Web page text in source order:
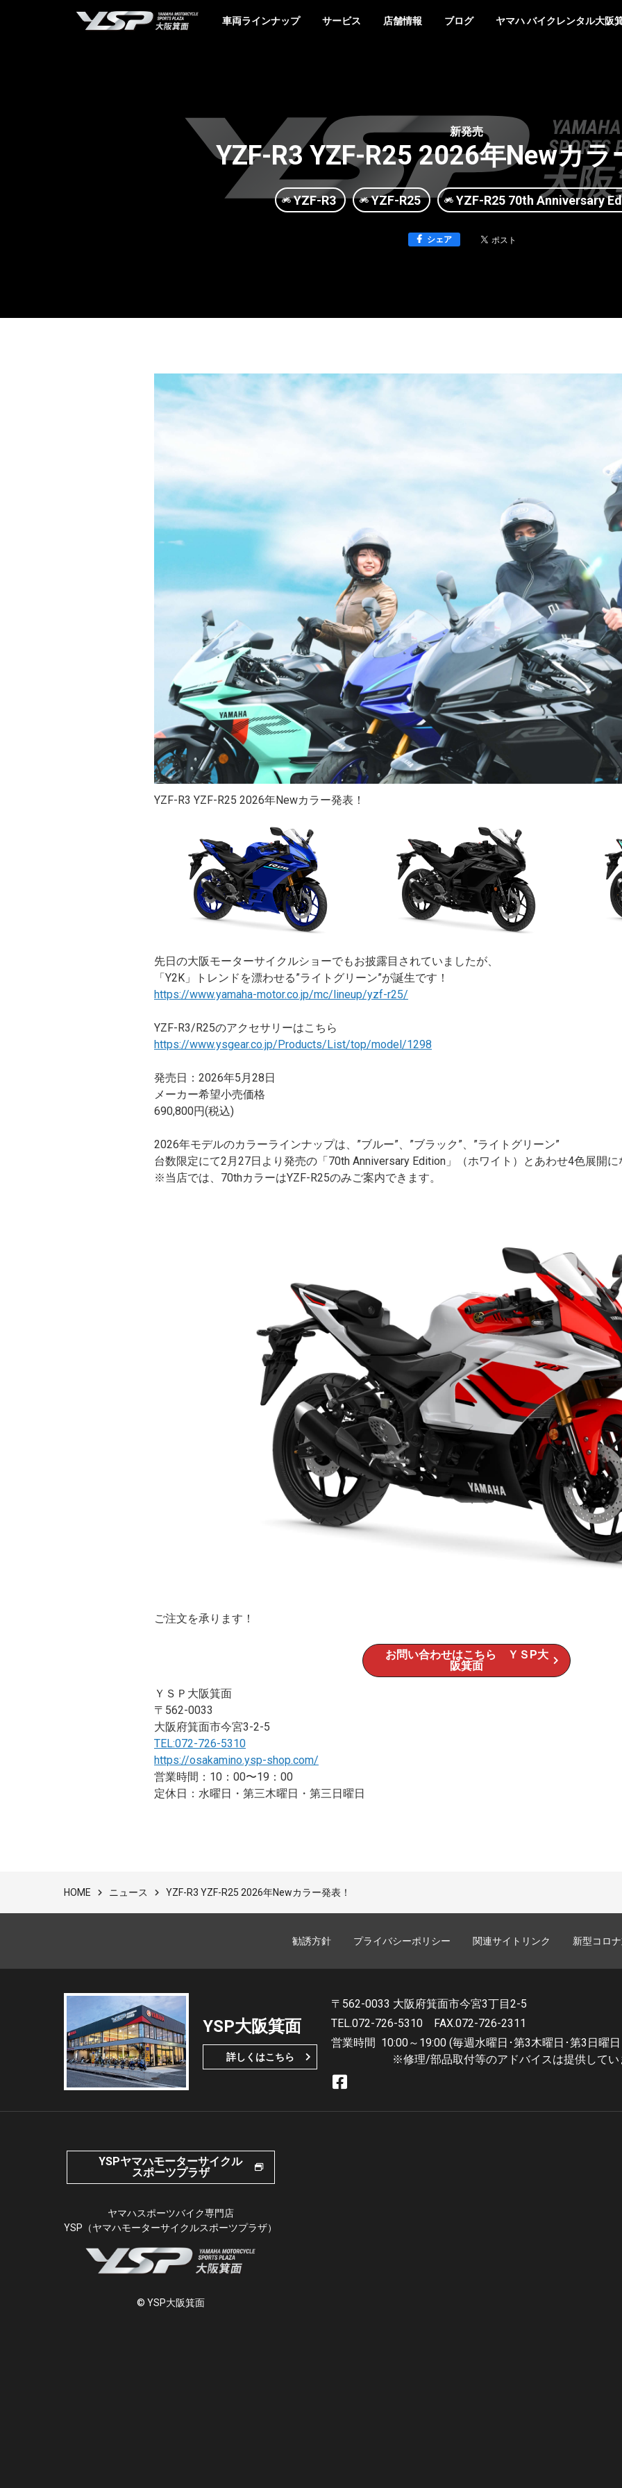
YSP大阪箕面
車両ラインナップ サービス 店舗情報 ブログ ヤマハ バイクレンタル大阪
新発売
YZF-R3 YZF-R25 2026年Newカラ
YZF-R3 YZF-R25 YZF-R25 70th Anniversary
シェア
YZF-R3 YZF-R25 2026年Newカラー発表！
先日の大阪モーターサイクルショーでもお披露目されていましたが、
「Y2K」トレンドを漂わせる”ライトグリーン”が誕生です！
https://www.yamaha-motor.co.jp/mc/lineup/yzf-r25/
YZF-R3/R25のアクセサリーはこちら
https://www.ysgear.co.jp/Products/List/top/model/1298
発売日：2026年5月28日
メーカー希望小売価格
690,800円(税込)
2026年モデルのカラーラインナップは、”ブルー”、”ブラック”、”ライトグリーン”
台数限定にて2月27日より発売の「70th Anniversary Edition」（ホワイト）とあわせ4色展開に
※当店では、70thカラーはYZF-R25のみご案内できます。
ご注文を承ります！
お問い合わせはこちら ＹＳP大
阪箕面
ＹＳＰ大阪箕面
〒562-0033
大阪府箕面市今宮3-2-5
TEL:072-726-5310
https://osakamino.ysp-shop.com/
営業時間：10：00〜19：00
定休日：水曜日・第三木曜日・第三日曜日
HOME ニュース YZF-R3 YZF-R25 2026年Newカラー発表！
勧誘方針 プライバシーポリシー 関連サイトリンク 新型コロ
YSP大阪箕面
詳しくはこちら
〒562-0033 大阪府箕面市今宮3丁目2-5
TEL.072-726-5310
FAX.072-726-2311
営業時間 10:00～19:00 (毎週水曜日･第3木曜日･第3日曜
※修理/部品取付等のアドバイスは提供してい
YSPヤマハモーターサイクル
スポーツプラザ
ヤマハスポーツバイク専門店
YSP（ヤマハモーターサイクルスポーツプラザ）
© YSP大阪箕面